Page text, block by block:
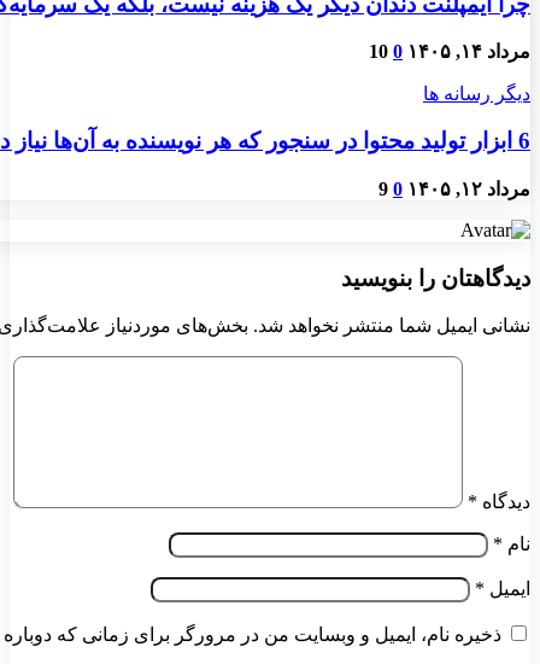
مرداد ۱۴, ۱۴۰۵ 0
10
دیگر رسانه ها
6 ابزار تولید محتوا در سنجور که هر نویسنده به آن‌ها نیاز دارد
مرداد ۱۲, ۱۴۰۵ 0
9
دیدگاهتان را بنویسید
نشانی ایمیل شما منتشر نخواهد شد. بخش‌های موردنیاز
دیدگاه *
نام *
ایمیل *
ذخیره نام، ایمیل و وبسایت من در مرورگر برای زمانی که